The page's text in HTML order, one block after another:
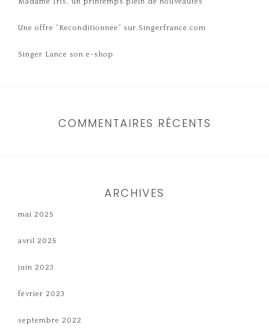
Madame Iris, un printemps plein de nouveautés
Une offre “Reconditionnée” sur Singerfrance.com
Singer Lance son e-shop
COMMENTAIRES RÉCENTS
ARCHIVES
mai 2025
avril 2025
juin 2023
février 2023
septembre 2022